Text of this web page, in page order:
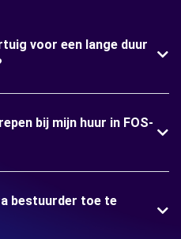
voor een lange duur
bij mijn huur in FOS-
bestuurder toe te